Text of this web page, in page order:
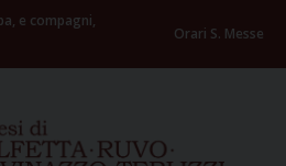
e compagni,
Orari S. Messe